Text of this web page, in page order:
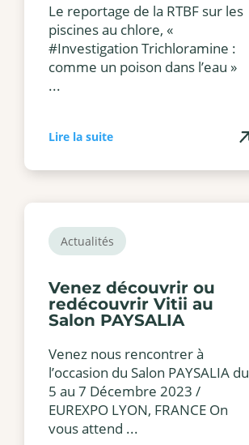
Le reportage de la RTBF sur les
piscines au chlore, «
#Investigation Trichloramine :
comme un poison dans l’eau »
...
Lire la suite
Actualités
Venez découvrir ou
redécouvrir Vitii au
Salon PAYSALIA
Venez nous rencontrer à
l’occasion du Salon PAYSALIA du
5 au 7 Décembre 2023 /
EUREXPO LYON, FRANCE On
vous attend ...